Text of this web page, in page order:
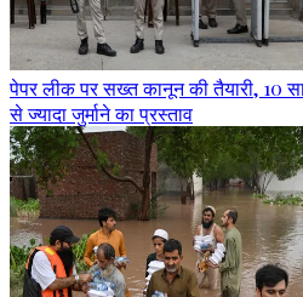
पेपर लीक पर सख्त कानून की तैयारी,
से ज्यादा जुर्माने का प्रस्ताव